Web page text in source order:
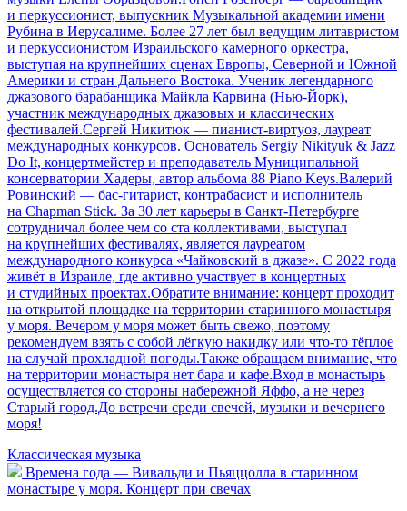
и перкуссионист, выпускник Музыкальной академии имени
Рубина в Иерусалиме. Более 27 лет был ведущим литавристом
и перкуссионистом Израильского камерного оркестра,
выступая на крупнейших сценах Европы, Северной и Южной
Америки и стран Дальнего Востока. Ученик легендарного
джазового барабанщика Майкла Карвина (Нью-Йорк),
участник международных джазовых и классических
фестивалей.Сергей Никитюк — пианист-виртуоз, лауреат
международных конкурсов. Основатель Sergiy Nikityuk & Jazz
Do It, концертмейстер и преподаватель Муниципальной
консерватории Хадеры, автор альбома 88 Piano Keys.Валерий
Ровинский — бас-гитарист, контрабасист и исполнитель
на Chapman Stick. За 30 лет карьеры в Санкт-Петербурге
сотрудничал более чем со ста коллективами, выступал
на крупнейших фестивалях, является лауреатом
международного конкурса «Чайковский в джазе». С 2022 года
живёт в Израиле, где активно участвует в концертных
и студийных проектах.Обратите внимание: концерт проходит
на открытой площадке на территории старинного монастыря
у моря. Вечером у моря может быть свежо, поэтому
рекомендуем взять с собой лёгкую накидку или что-то тёплое
на случай прохладной погоды.Также обращаем внимание, что
на территории монастыря нет бара и кафе.Вход в монастырь
осуществляется со стороны набережной Яффо, а не через
Старый город.До встречи среди свечей, музыки и вечернего
моря!
Классическая музыка
Времена года — Вивальди и Пьяццолла в старинном
монастыре у моря. Концерт при свечах